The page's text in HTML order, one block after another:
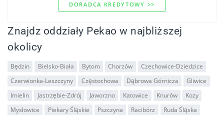
DORADCA KREDYTOWY >>
Znajdz oddziały Pekao w najbliższej
okolicy
Będzin Bielsko-Biała Bytom Chorzów
Czechowice-Dziedzice
Czerwionka-Leszczyny
Częstochowa Dąbrowa Górnicza
Gliwice
Imielin
Jastrzębie-Zdrój Jaworzno Katowice Knurów
Kozy
Mysłowice
Piekary Śląskie Pszczyna Racibórz
Ruda Śląska